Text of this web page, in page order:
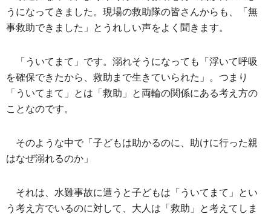
うになってきました。現場の救助隊の皆さんからも、「無
事救助できました」とうれしい声をよく聞きます。
「ういてまて」です。溺れそうになっても「浮いて呼吸
を確保できたから、救助まで生きていられた」。つまり
「ういてまて」とは「救助」と両輪の関係にある考え方の
ことなのです。
そのような中で「子どもは助かるのに、助けに行った親
はなぜ溺れるのか」
それは、水難事故に遭うと子どもは「ういてまて」とい
う考え方でいるのに対して、大人は「救助」と考えてしま